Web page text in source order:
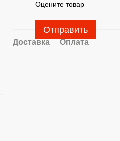
Оцените товар
Отправить
Доставка Оплата